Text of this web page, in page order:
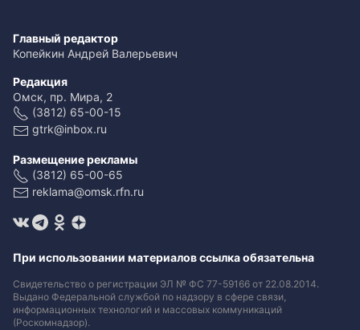
Главный редактор
Копейкин Андрей Валерьевич
Редакция
Омск, пр. Мира, 2
(3812) 65-00-15
gtrk@inbox.ru
Размещение рекламы
(3812) 65-00-65
reklama@omsk.rfn.ru
При использовании материалов ссылка обязательна
Свидетельство о регистрации ЭЛ № ФС 77-59166 от 22.08.2014.
Выдано Федеральной службой по надзору в сфере связи,
информационных технологий и массовых коммуникаций
(Роскомнадзор).